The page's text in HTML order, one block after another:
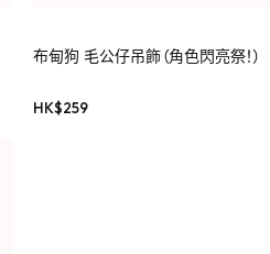
布甸狗 毛公仔吊飾（角色閃亮祭！）
HK$259